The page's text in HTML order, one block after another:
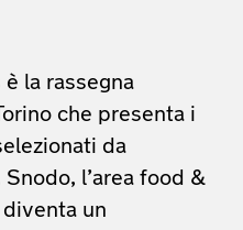
la rassegna
che presenta i
da
l’area food &
diventa un